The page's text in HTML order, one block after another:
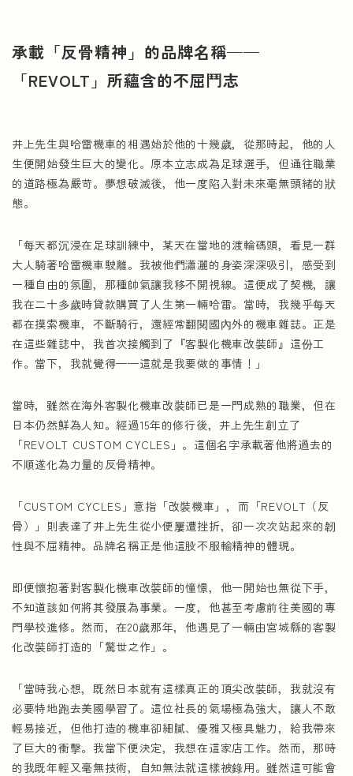
承載「反骨精神」的品牌名稱——
「REVOLT」所蘊含的不屈鬥志
井上先生與哈雷機車的相遇始於他的十幾歲，從那時起，他的人
生便開始發生巨大的變化。原本立志成為足球選手，但通往職業
的道路極為嚴苛。夢想破滅後，他一度陷入對未來毫無頭緒的狀
態。
「每天都沉浸在足球訓練中，某天在當地的渡輪碼頭，看見一群
大人騎著哈雷機車駛離。我被他們瀟灑的身姿深深吸引，感受到
一種自由的氛圍，那種帥氣讓我移不開視線。這便成了契機，讓
我在二十多歲時貸款購買了人生第一輛哈雷。當時，我幾乎每天
都在摸索機車，不斷騎行，還經常翻閱國內外的機車雜誌。正是
在這些雜誌中，我首次接觸到了『客製化機車改裝師』這份工
作。當下，我就覺得——這就是我要做的事情！」
當時，雖然在海外客製化機車改裝師已是一門成熟的職業，但在
日本仍然鮮為人知。經過15年的修行後，井上先生創立了
「REVOLT CUSTOM CYCLES」。這個名字承載著他將過去的
不順遂化為力量的反骨精神。
「CUSTOM CYCLES」意指「改裝機車」，而「REVOLT（反
骨）」則表達了井上先生從小便屢遭挫折，卻一次次站起來的韌
性與不屈精神。品牌名稱正是他這股不服輸精神的體現。
即便懷抱著對客製化機車改裝師的憧憬，他一開始也無從下手，
不知道該如何將其發展為事業。一度，他甚至考慮前往美國的專
門學校進修。然而，在20歲那年，他遇見了一輛由宮城縣的客製
化改裝師打造的「驚世之作」。
「當時我心想，既然日本就有這樣真正的頂尖改裝師，我就沒有
必要特地跑去美國學習了。這位社長的氣場極為強大，讓人不敢
輕易接近，但他打造的機車卻細膩、優雅又極具魅力，給我帶來
了巨大的衝擊。我當下便決定，我想在這家店工作。然而，那時
的我既年輕又毫無技術，自知無法就這樣被錄用。雖然這可能會